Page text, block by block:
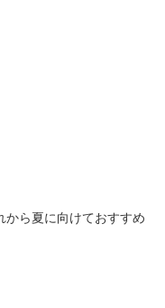
ら夏に向けておすすめ